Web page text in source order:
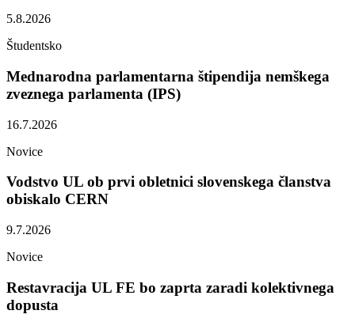
5.8.2026
Študentsko
Mednarodna parlamentarna štipendija nemškega
zveznega parlamenta (IPS)
16.7.2026
Novice
Vodstvo UL ob prvi obletnici slovenskega članstva
obiskalo CERN
9.7.2026
Novice
Restavracija UL FE bo zaprta zaradi kolektivnega
dopusta